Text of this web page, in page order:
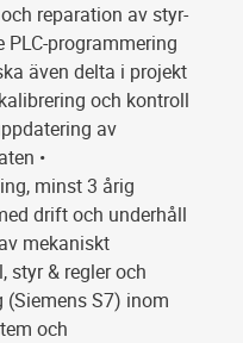
reparation av styr-
programmering
även delta i projekt
och kontroll
av
•
minst 3 årig
drift och underhåll
mekaniskt
styr & regler och
(Siemens S7) inom
och